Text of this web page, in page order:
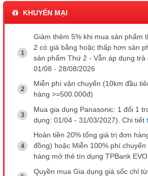
KHUYẾN MẠI
Giảm thêm 5% khi mua sản phẩm
2 có giá bằng hoặc thấp hơn sản
sản phẩm Thứ 2 - Vẫn áp dụng trả
01/08 - 28/08/2026
Miễn phí vận chuyển (10km đầu
hàng >=500.000đ)
Mua gia dụng Panasonic: 1 đổi 1
dụng: 01/04 - 31/03/2027). Chi tiết
Hoàn tiền 20% tổng giá trị đơn
đồng) hoặc Miễn 100% phí
hàng mở thẻ tín dụng TPBank EVO
Quyền mua Gia dụng giá sốc chỉ